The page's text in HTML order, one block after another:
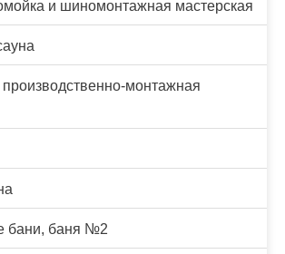
и шиномонтажная мастерская
монтажная
бани, баня №2